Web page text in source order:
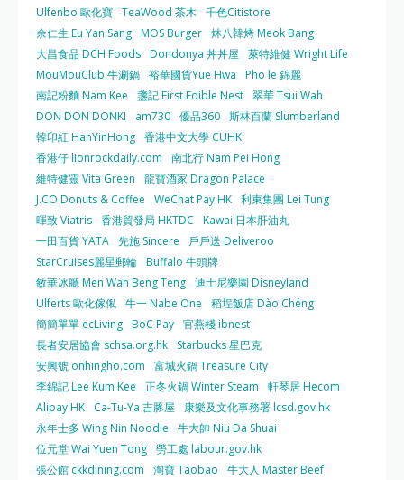
Ulfenbo 歐化寶 TeaWood 茶木 千色Citistore
余仁生 Eu Yan Sang MOS Burger 炑八韓烤 Meok Bang
大昌食品 DCH Foods Dondonya 丼丼屋 萊特維健 Wright Life
MouMouClub 牛涮鍋 裕華國貨Yue Hwa
Pho le 錦麗
南記粉麵 Nam Kee
盞記 First Edible Nest 翠華 Tsui Wah
DON DON DONKI
am730 優品360 斯林百蘭 Slumberland
韓印紅 HanYinHong 香港中文大學 CUHK
香港仔 lionrockdaily.com
南北行 Nam Pei Hong
維特健靈 Vita Green
龍寶酒家 Dragon Palace
J.CO Donuts & Coffee
WeChat Pay HK 利東集團 Lei Tung
暉致 Viatris 香港貿發局 HKTDC
Kawai 日本肝油丸
一田百貨 YATA 先施 Sincere
戶戶送 Deliveroo
StarCruises麗星郵輪 Buffalo 牛頭牌
敏華冰廳 Men Wah Beng Teng 迪士尼樂園 Disneyland
Ulferts 歐化傢俬 牛一 Nabe One
稻埕飯店 Dào Chéng
簡簡單單 ecLiving BoC Pay 官燕棧 ibnest
長者安居協會 schsa.org.hk
Starbucks 星巴克
安興號 onhingho.com
富城火鍋 Treasure City
李錦記 Lee Kum Kee
正冬火鍋 Winter Steam
軒琴居 Hecom
Alipay HK
Ca-Tu-Ya 吉豚屋 康樂及文化事務署 lcsd.gov.hk
永年士多 Wing Nin Noodle
牛大帥 Niu Da Shuai
位元堂 Wai Yuen Tong 勞工處 labour.gov.hk
張公館 ckkdining.com
淘寶 Taobao
牛大人 Master Beef